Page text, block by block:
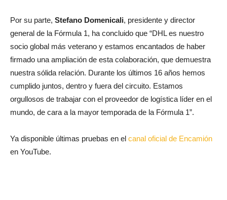
Por su parte, Stefano Domenicali, presidente y director
general de la Fórmula 1, ha concluido que “DHL es nuestro
socio global más veterano y estamos encantados de haber
firmado una ampliación de esta colaboración, que demuestra
nuestra sólida relación. Durante los últimos 16 años hemos
cumplido juntos, dentro y fuera del circuito. Estamos
orgullosos de trabajar con el proveedor de logística líder en el
mundo, de cara a la mayor temporada de la Fórmula 1”.
Ya disponible últimas pruebas en el canal oficial de Encamión
en YouTube.